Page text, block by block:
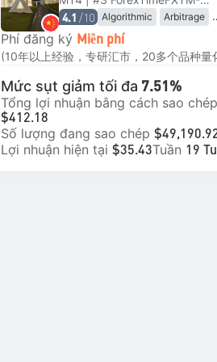
4.1 /10 Algorithmic
Arbitrage
Mean Reversion
Range Trading
Hedging
Phí đăng ký Miễn phí
Mức sụt giảm tối đa 7.51%
Tổng lợi nhuận bằng cách sao chép
$412.18
Số lượng đang sao chép
Lợi nhuận hiện tại $35.43Tuần 19